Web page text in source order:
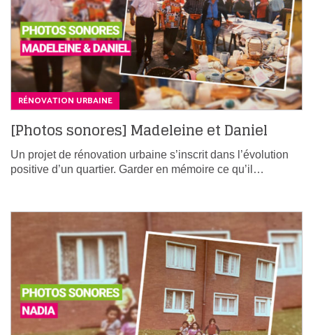
RÉNOVATION URBAINE
[Photos sonores] Madeleine et Daniel
Un projet de rénovation urbaine s’inscrit dans l’évolution
positive d’un quartier. Garder en mémoire ce qu’il…